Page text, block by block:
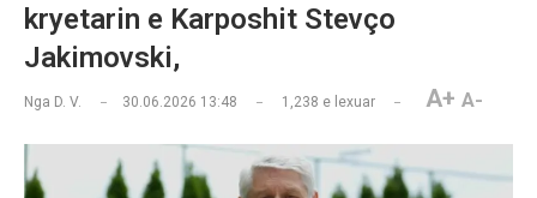
kryetarin e Karposhit Stevço
Jakimovski,
Nga D. V. 30.06.2026 13:48 1,238 e lexuar A+ A-